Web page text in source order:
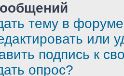
тему в
или
подпись к
опрос?